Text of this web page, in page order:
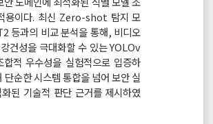
용이다. 최신 Zero-shot 탐지 모
등과의 비교 분석을 통해, 비디오
건성을 극대화할 수 있는 YOLOv
적 우수성을 실험적으로 입증하
단순한 시스템 통합을 넘어 보안 실
된 기술적 판단 근거를 제시하였